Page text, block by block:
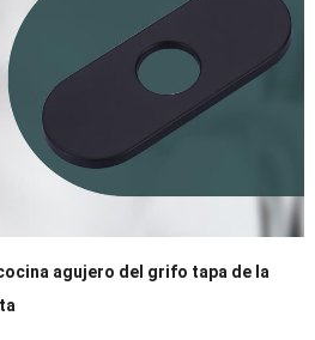
agujero del grifo tapa de la